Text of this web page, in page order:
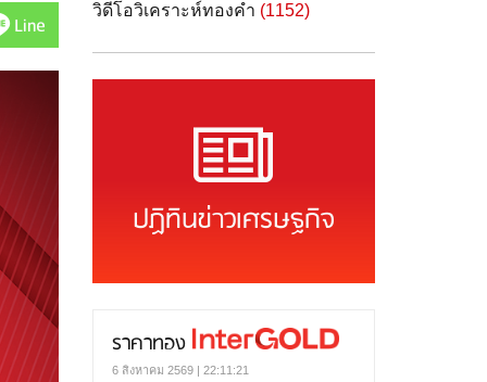
Line
วิดีโอวิเคราะห์ทองคำ (1152)
ปฏิทินข่าวเศรษฐกิจ
ราคาทอง
6 สิงหาคม 2569 | 22:11:21